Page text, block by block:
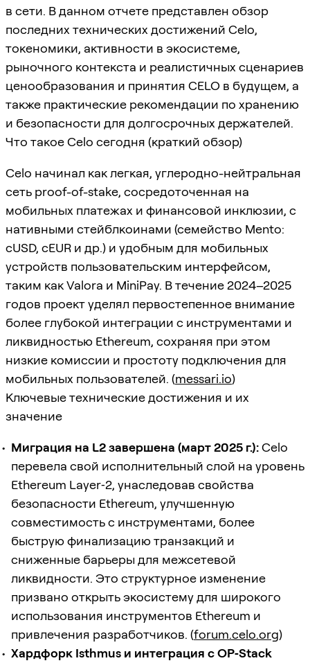
в сети. В данном отчете представлен обзор
последних технических достижений Celo,
токеномики, активности в экосистеме,
рыночного контекста и реалистичных сценариев
ценообразования и принятия CELO в будущем, а
также практические рекомендации по хранению
и безопасности для долгосрочных держателей.
Что такое Celo сегодня (краткий обзор)
Celo начинал как легкая, углеродно-нейтральная
сеть proof-of-stake, сосредоточенная на
мобильных платежах и финансовой инклюзии, с
нативными стейблкоинами (семейство Mento:
cUSD, cEUR и др.) и удобным для мобильных
устройств пользовательским интерфейсом,
таким как Valora и MiniPay. В течение 2024–2025
годов проект уделял первостепенное внимание
более глубокой интеграции с инструментами и
ликвидностью Ethereum, сохраняя при этом
низкие комиссии и простоту подключения для
мобильных пользователей. (messari.io)
Ключевые технические достижения и их
значение
Миграция на L2 завершена (март 2025 г.):Celo
перевела свой исполнительный слой на уровень
Ethereum Layer‑2, унаследовав свойства
безопасности Ethereum, улучшенную
совместимость с инструментами, более
быструю финализацию транзакций и
сниженные барьеры для межсетевой
ликвидности. Это структурное изменение
призвано открыть экосистему для широкого
использования инструментов Ethereum и
привлечения разработчиков. (forum.celo.org)
Хардфорк Isthmus и интеграция с OP‑Stack